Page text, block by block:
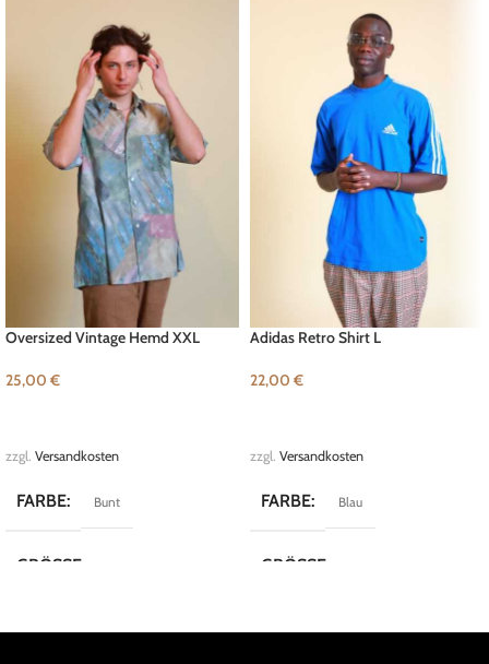
Oversized Vintage Hemd XXL
25,00 €
zzgl. Versandkosten
FARBE Bunt
GRÖSSE
MARKE Vintage
Adidas Retro Shirt L
22,00 €
zzgl. Versandkosten
FARBE Blau
GRÖSSE
MARKE Adidas